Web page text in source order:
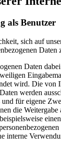
als Benutzer
sich auf
Daten
Daten
wird. Die von
werden
für eigene
die Weitergabe
interne